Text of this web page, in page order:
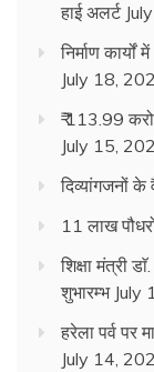
हाई अलर्ट
निर्माण
July 18,
₹ 113.99
July 15,
दिव्यांगजनों
11 लाख
शिक्षा मंत्री
शुभारम्भ July
हरेला पर्व पर
July 14,